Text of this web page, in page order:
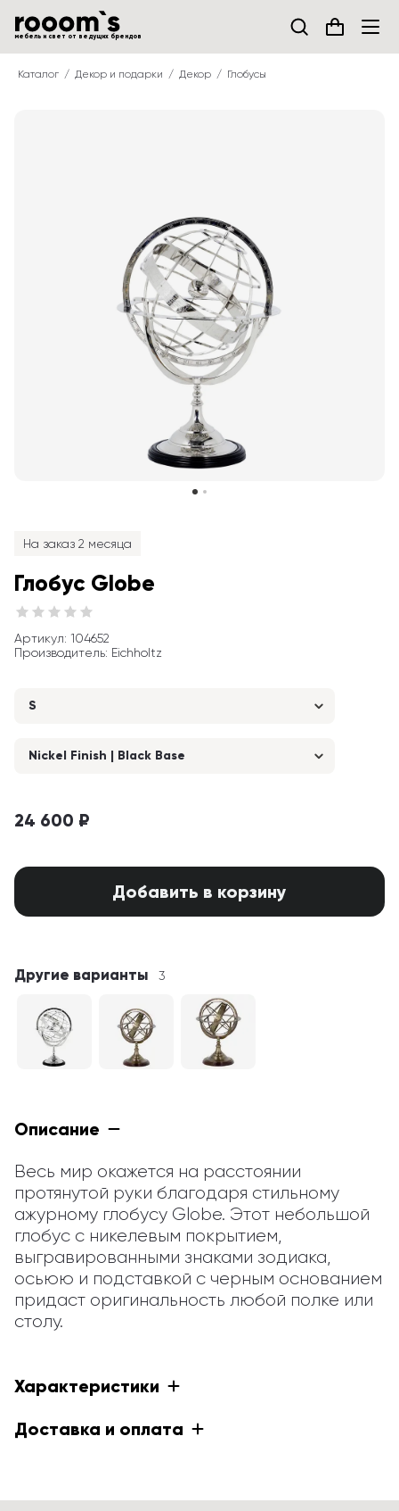
мебель и свет от ведущих брендов
Каталог Декор и подарки Декор Глобусы
На заказ 2 месяца
Глобус Globe
Артикул: 104652
Производитель: Eichholtz
S
Nickel Finish | Black Base
24 600 ₽
Добавить в корзину
Другие варианты 3
Описание
Весь мир окажется на расстоянии
протянутой руки благодаря стильному
ажурному глобусу Globe. Этот небольшой
глобус с никелевым покрытием,
выгравированными знаками зодиака,
осьюю и подставкой с черным основанием
придаст оригинальность любой полке или
столу.
Характеристики
Доставка и оплата